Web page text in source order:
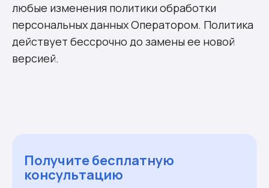
любые изменения политики обработки
персональных данных Оператором. Политика
действует бессрочно до замены ее новой
версией.
Получите бесплатную
консультацию